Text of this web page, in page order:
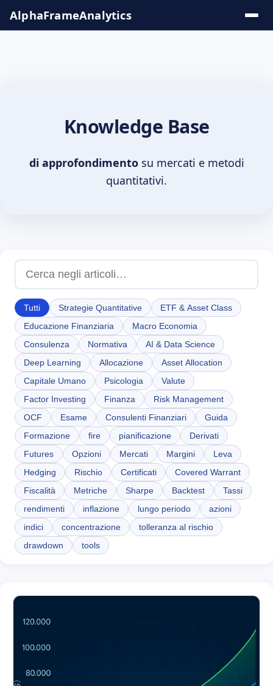
contenuto
AlphaFrameAnalytics
Online
Chi Siamo
IT EN
Knowledge Base
di approfondimento su mercati e metodi
quantitativi.
Tutti Strategie Quantitative
ETF & Asset Class
Educazione Finanziaria
Macro Economia
Consulenza
Normativa
AI & Data Science
Deep Learning
Allocazione
Asset Allocation
Capitale Umano
Psicologia
Valute
Factor Investing
Finanza
Risk Management
OCF
Esame Consulenti Finanziari
Guida
Formazione
fire pianificazione
Derivati
Futures
Opzioni Mercati Margini
Leva
Hedging
Rischio Certificati
Covered Warrant
Fiscalità
Metriche Sharpe Backtest
Tassi
rendimenti
inflazione lungo periodo
azioni
indici
concentrazione
tolleranza al rischio
drawdown
tools